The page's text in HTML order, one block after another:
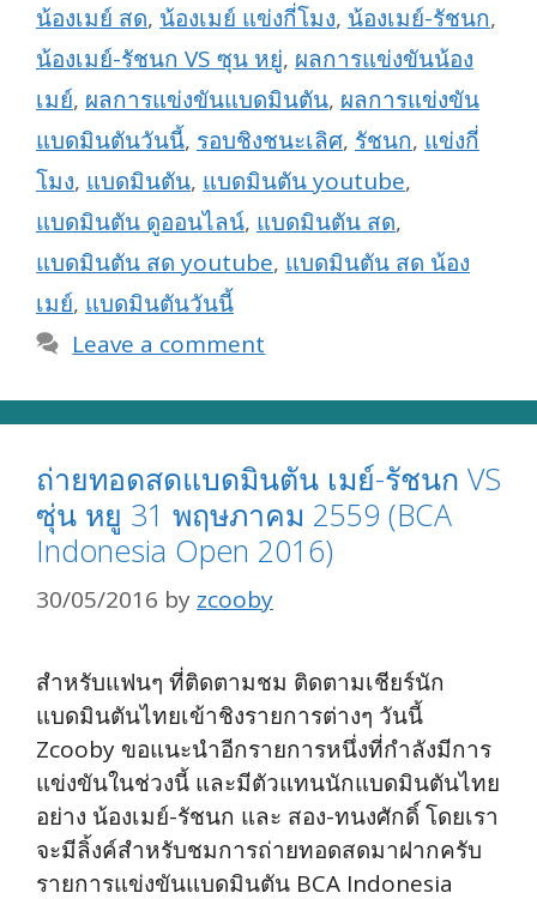
น้องเมย์ สด, น้องเมย์ แข่งกี่โมง, น้องเมย์-รัชนก,
น้องเมย์-รัชนก VS ซุน หยู่, ผลการแข่งขันน้อง
เมย์, ผลการแข่งขันแบดมินตัน, ผลการแข่งขัน
แบดมินตันวันนี้, รอบชิงชนะเลิศ, รัชนก, แข่งกี่
โมง, แบดมินตัน, แบดมินตัน youtube,
แบดมินตัน ดูออนไลน์, แบดมินตัน สด,
แบดมินตัน สด youtube, แบดมินตัน สด น้อง
เมย์, แบดมินตันวันนี้
Leave a comment
ถ่ายทอดสดแบดมินตัน เมย์-รัชนก VS
ซุ่น หยู 31 พฤษภาคม 2559 (BCA
Indonesia Open 2016)
30/05/2016 by zcooby
สำหรับแฟนๆ ที่ติดตามชม ติดตามเชียร์นัก
แบดมินตันไทยเข้าชิงรายการต่างๆ วันนี้
Zcooby ขอแนะนำอีกรายการหนึ่งที่กำลังมีการ
แข่งขันในช่วงนี้ และมีตัวแทนนักแบดมินตันไทย
อย่าง น้องเมย์-รัชนก และ สอง-ทนงศักดิ์ โดยเรา
จะมีลิ้งค์สำหรับชมการถ่ายทอดสดมาฝากครับ
รายการแข่งขันแบดมินตัน BCA Indonesia